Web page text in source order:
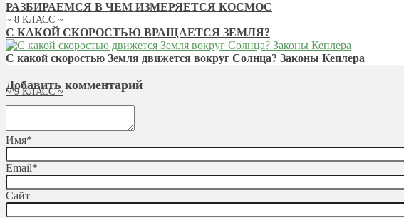
~ 8 КЛАСС ~
~ 9 КЛАСС ~
ЕГЭ ПО ФИЗИКЕ
РАЗБИРАЕМСЯ В ЧЕМ ИЗМЕРЯЕТСЯ КОСМОС
С КАКОЙ СКОРОСТЬЮ ВРАЩАЕТСЯ ЗЕМЛЯ?
С какой скоростью Земля движется вокруг Солнца? Законы Кеплера
Добавить комментарий
Имя*
Email*
Сайт